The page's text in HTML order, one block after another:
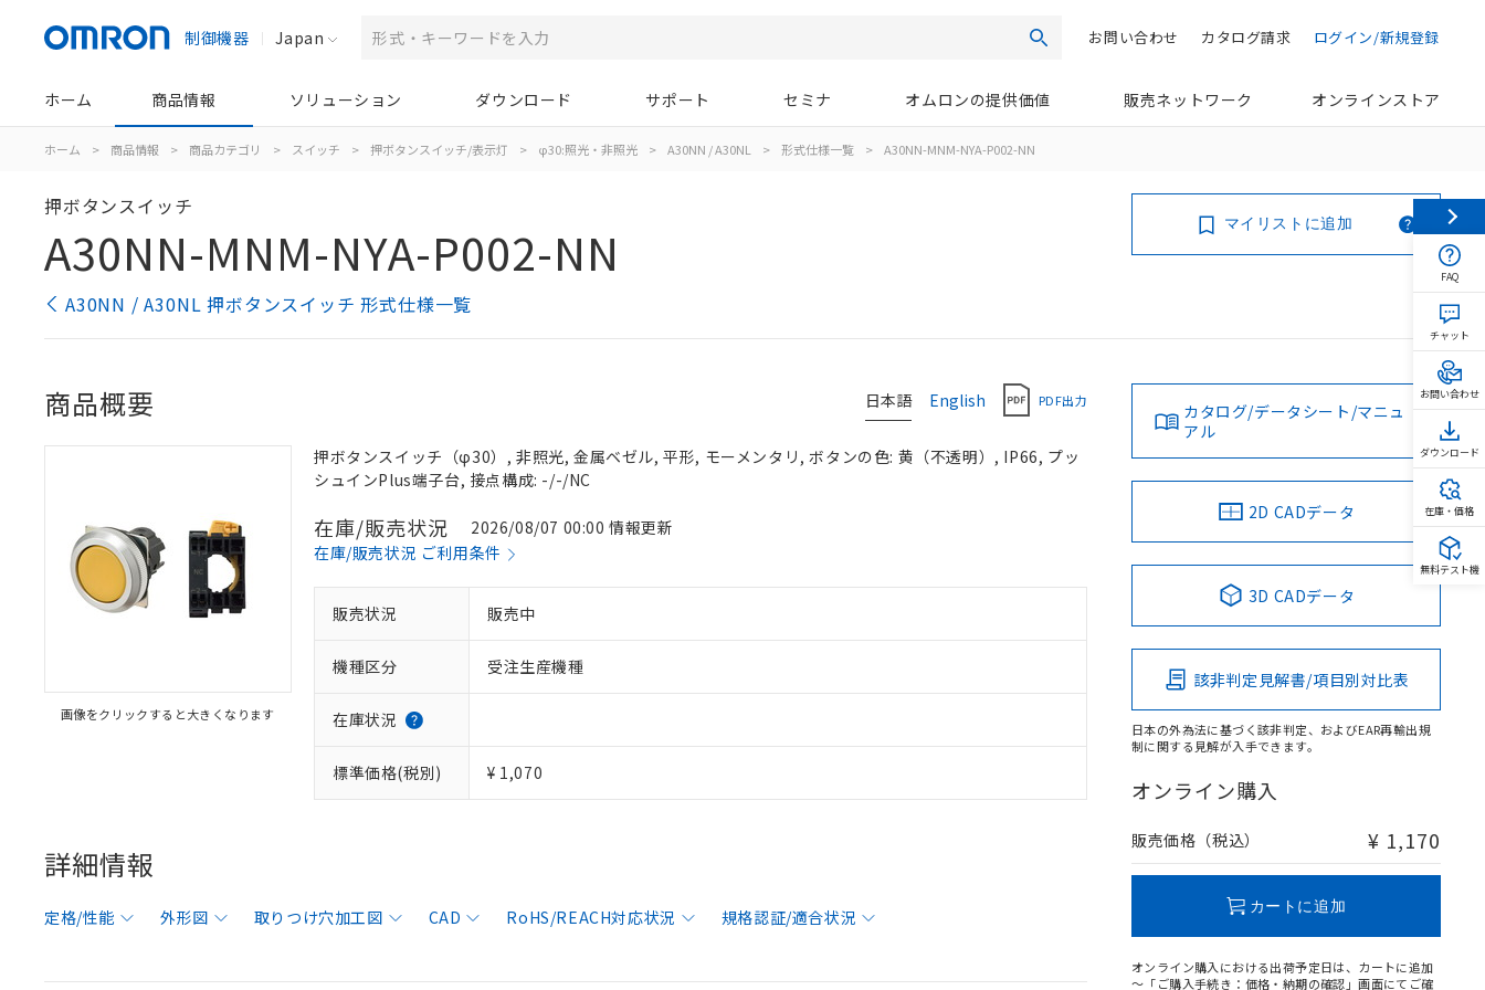
制御機器 Japan 検索 ログイン/新規登録
カタログ請求
お問い合わせ
ホーム 商品情報 ソリューション ダウンロード サポート セミナ オムロンの提供価値 販売ネットワーク オンラインストア
ホーム > 商品情報 > 商品カテゴリ > スイッチ > 押ボタンスイッチ/表示灯 > φ30:照光・非照光 > A30NN / A30NL > 形式仕様一覧 > A30NN-MNM-NYA-P002-NN
押ボタンスイッチ
A30NN-MNM-NYA-P002-NN
A30NN / A30NL 押ボタンスイッチ 形式仕様一覧
マイリストに追加
日本語 English PDF出力
商品概要
画像をクリックすると大きくなります
押ボタンスイッチ（φ30）, 非照光, 金属ベゼル, 平形, モーメンタリ, ボタンの色: 黄（不透明）, IP66, プッ
シュインPlus端子台, 接点構成: -/-/NC
在庫/販売状況
2026/08/07 00:00 情報更新
在庫/販売状況 ご利用条件
販売状況 販売中
機種区分 受注生産機種
在庫状況
標準価格(税別) ¥ 1,070
詳細情報
定格/性能 外形図 取りつけ穴加工図 CAD RoHS/REACH対応状況 規格認証/適合状況
カタログ/データシート/マニュ
アル
2D CADデータ
3D CADデータ
該非判定見解書/項目別対比表
日本の外為法に基づく該非判定、およびEAR再輸出規
制に関する見解が入手できます。
オンライン購入
販売価格（税込） ¥ 1,170
カートに追加
オンライン購入における出荷予定日は、カートに追加
～「ご購入手続き：価格・納期の確認」画面にてご確
FAQ
チャット
お問い合わせ
ダウンロード
在庫・価格
無料テスト機